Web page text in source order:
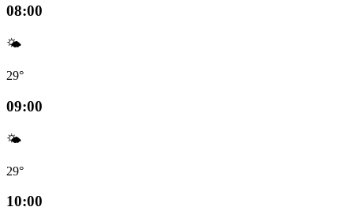
08:00
🌤️
29°
09:00
🌤️
29°
10:00